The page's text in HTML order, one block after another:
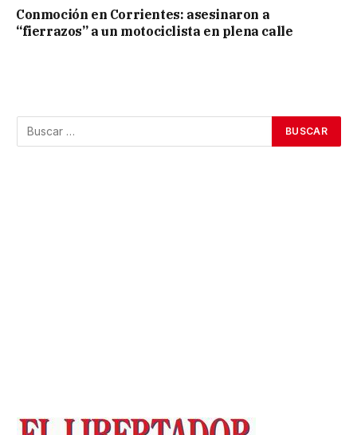
Conmoción en Corrientes: asesinaron a
“fierrazos” a un motociclista en plena calle